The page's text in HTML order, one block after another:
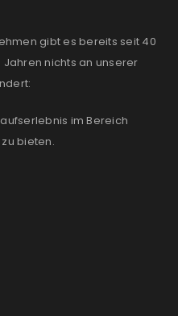
gibt es bereits seit 40
nichts an unserer
im Bereich
zu bieten.